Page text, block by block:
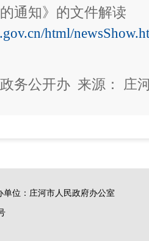
通知》的文件解读
html/
务公开办 来源： 庄
位：庄河市人民政府办公室